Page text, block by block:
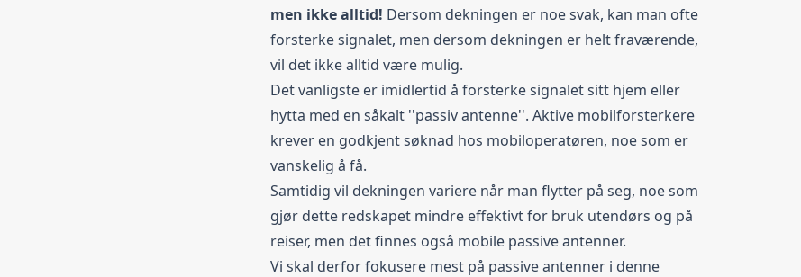
men ikke alltid! Dersom dekningen er noe svak, kan man ofte
forsterke signalet, men dersom dekningen er helt fraværende,
vil det ikke alltid være mulig.
Det vanligste er imidlertid å forsterke signalet sitt hjem eller
hytta med en såkalt ''passiv antenne''. Aktive mobilforsterkere
krever en godkjent søknad hos mobiloperatøren, noe som er
vanskelig å få.
Samtidig vil dekningen variere når man flytter på seg, noe som
gjør dette redskapet mindre effektivt for bruk utendørs og på
reiser, men det finnes også mobile passive antenner.
Vi skal derfor fokusere mest på passive antenner i denne